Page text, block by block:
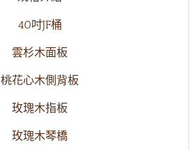
40吋JF桶
雲杉木面板
桃花心木側背板
玫瑰木指板
玫瑰木琴橋